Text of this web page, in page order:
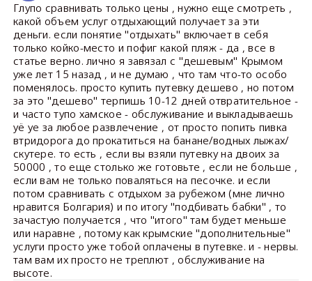
Глупо сравнивать только цены , нужно еще смотреть ,
какой объем услуг отдыхающий получает за эти
деньги. если понятие "отдыхать" включает в себя
только койко-место и пофиг какой пляж - да , все в
статье верно. лично я завязал с "дешевым" Крымом
уже лет 15 назад , и не думаю , что там что-то особо
поменялось. просто купить путевку дешево , но потом
за это "дешево" терпишь 10-12 дней отвратительное -
и часто тупо хамское - обслуживание и выкладываешь
уё уе за любое развлечение , от просто попить пивка
втридорога до прокатиться на банане/водных лыжах/
скутере. то есть , если вы взяли путевку на двоих за
50000 , то еще столько же готовьте , если не больше ,
если вам не только поваляться на песочке. и если
потом сравнивать с отдыхом за рубежом (мне лично
нравится Болгария) и по итогу "подбивать бабки" , то
зачастую получается , что "итого" там будет меньше
или наравне , потому как крымские "дополнительные"
услуги просто уже тобой оплачены в путевке. и - нервы.
там вам их просто не треплют , обслуживание на
высоте.